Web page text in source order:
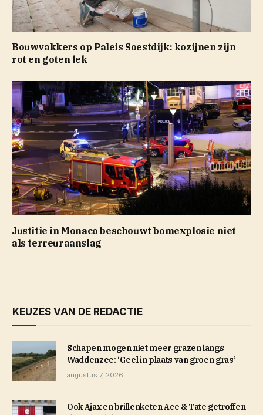
Bouwvakkers op Paleis Soestdijk: kozijnen zijn
rot en goten lek
Justitie in Monaco beschouwt bomexplosie niet
als terreuraanslag
KEUZES VAN DE REDACTIE
Schapen mogen niet meer grazen langs
Waddenzee: ‘Geel in plaats van groen gras’
augustus 7, 2026
Ook Ajax en brillenketen Ace & Tate getroffen